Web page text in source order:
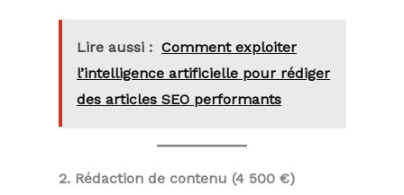
Lire aussi : Comment exploiter
l’intelligence artificielle pour rédiger
des articles SEO performants
2. Rédaction de contenu (4 500 €)